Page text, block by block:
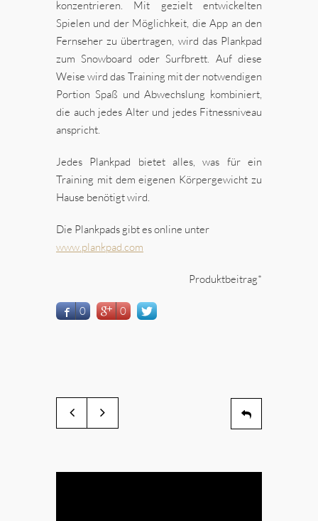
konzentrieren. Mit gezielt entwickelten
Spielen und der Möglichkeit, die App an den
Fernseher zu übertragen, wird das Plankpad
zum Snowboard oder Surfbrett. Auf diese
Weise wird das Training mit der notwendigen
Portion Spaß und Abwechslung kombiniert,
die auch jedes Alter und jedes Fitnessniveau
anspricht.
Jedes Plankpad bietet alles, was für ein
Training mit dem eigenen Körpergewicht zu
Hause benötigt wird.
Die Plankpads gibt es online unter
www.plankpad.com
Produktbeitrag*
0 0